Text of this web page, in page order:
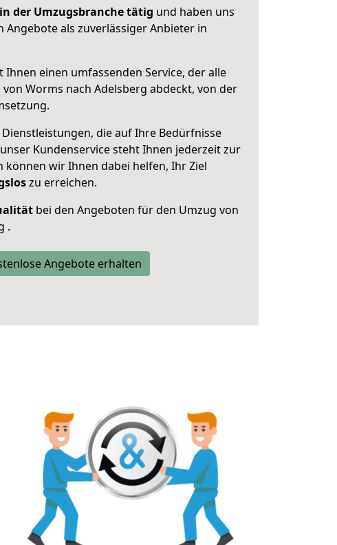
der Umzugsbranche tätig und haben uns
als zuverlässiger Anbieter in
Ihnen einen umfassenden Service, der alle
Worms nach Adelsberg abdeckt, von der
die auf Ihre Bedürfnisse
Kundenservice steht Ihnen jederzeit zur
können wir Ihnen dabei helfen, Ihr Ziel
zu erreichen.
bei den Angeboten für den Umzug von
.
Angebote erhalten